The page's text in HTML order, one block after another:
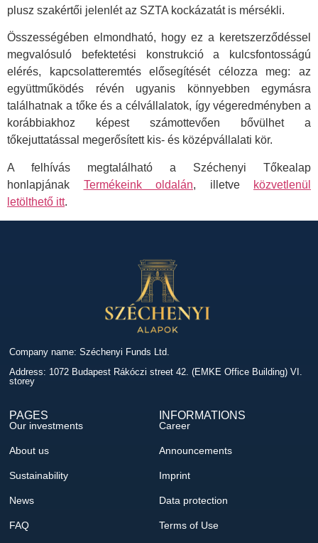
plusz szakértői jelenlét az SZTA kockázatát is mérsékli.
Összességében elmondható, hogy ez a keretszerződéssel
megvalósuló befektetési konstrukció a kulcsfontosságú
elérés, kapcsolatteremtés elősegítését célozza meg: az
együttműködés révén ugyanis könnyebben egymásra
találhatnak a tőke és a célvállalatok, így végeredményben a
korábbiakhoz képest számottevően bővülhet a
tőkejuttatással megerősített kis- és középvállalati kör.
A felhívás megtalálható a Széchenyi Tőkealap
honlapjának Termékeink oldalán, illetve
közvetlenül
letölthető itt.
Company name: Széchenyi Funds Ltd.
Address: 1072 Budapest Rákóczi street 42. (EMKE Office Building) VI.
storey
PAGES
Our investments
About us
Sustainability
News
FAQ
INFORMATIONS
Career
Announcements
Imprint
Data protection
Terms of Use